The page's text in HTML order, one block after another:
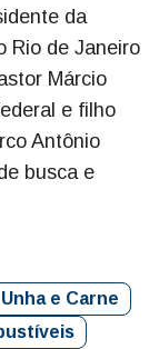
da
Rio de Janeiro
Márcio
e filho
Antônio
busca e
e Carne